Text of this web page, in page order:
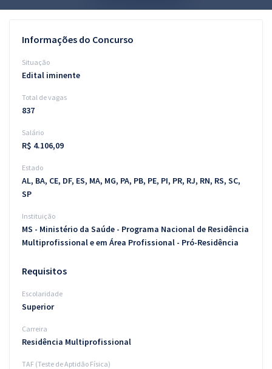
Informações do Concurso
Situação
Edital iminente
Total de vagas
837
Salário
R$ 4.106,09
Estado
AL, BA, CE, DF, ES, MA, MG, PA, PB, PE, PI, PR, RJ, RN, RS, SC,
SP
Instituição
MS - Ministério da Saúde - Programa Nacional de Residência
Multiprofissional e em Área Profissional - Pró-Residência
Requisitos
Escolaridade
Superior
Carreira
Residência Multiprofissional
TAF (Teste de Aptidão Física)